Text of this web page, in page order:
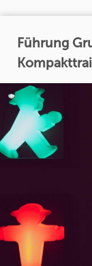
Führung